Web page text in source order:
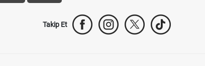
Takip Et